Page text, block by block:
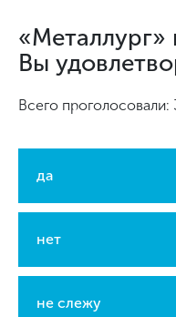
«Металлург»
Вы
Всего проголосовали:
да
нет
не слежу